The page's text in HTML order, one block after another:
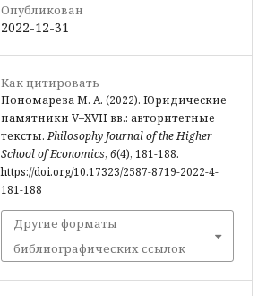
Опубликован
2022-12-31
Как цитировать
Пономарева М. А. (2022). Юридические
памятники V–XVII вв.: авторитетные
тексты.Philosophy Journal of the Higher
School of Economics, 6(4), 181-188.
https://doi.org/10.17323/2587-8719-2022-4-
181-188
Другие форматы
библиографических ссылок